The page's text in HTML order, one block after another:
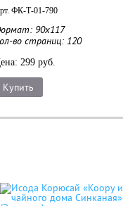
ФК-Т-01-790
90х117
во страниц: 120
299 руб.
Купить